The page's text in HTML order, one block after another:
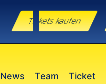
Tickets kaufen
News Team Ticket